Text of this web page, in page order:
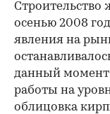
Строительство
осенью 2008
явления на
данный
работы на
облицовка